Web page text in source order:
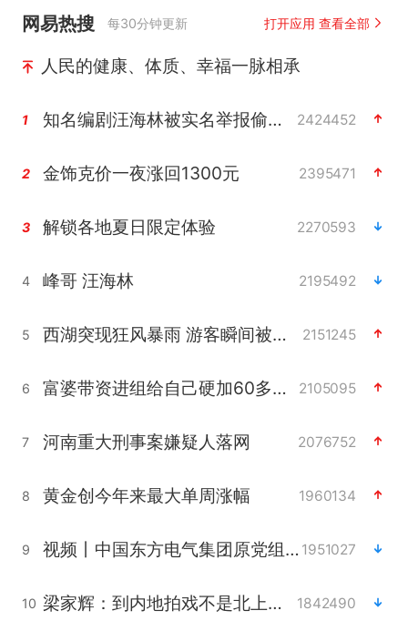
网易热搜 每30分钟更新 打开应用 查看全部
人民的健康、体质、幸福一脉相承
1 知名编剧汪海林被实名举报偷税漏税 2424452
2 金饰克价一夜涨回1300元 2395471
3 解锁各地夏日限定体验 2270593
4 峰哥 汪海林 2195492
5 西湖突现狂风暴雨 游客瞬间被浇透 2151245
6 富婆带资进组给自己硬加60多场吻戏 2105095
7 河南重大刑事案嫌疑人落网 2076752
8 黄金创今年来最大单周涨幅 1960134
9 视频丨中国东方电气集团原党组副书记、董事宋致远被查 1951027
10 梁家辉：到内地拍戏不是北上是回归 1842490